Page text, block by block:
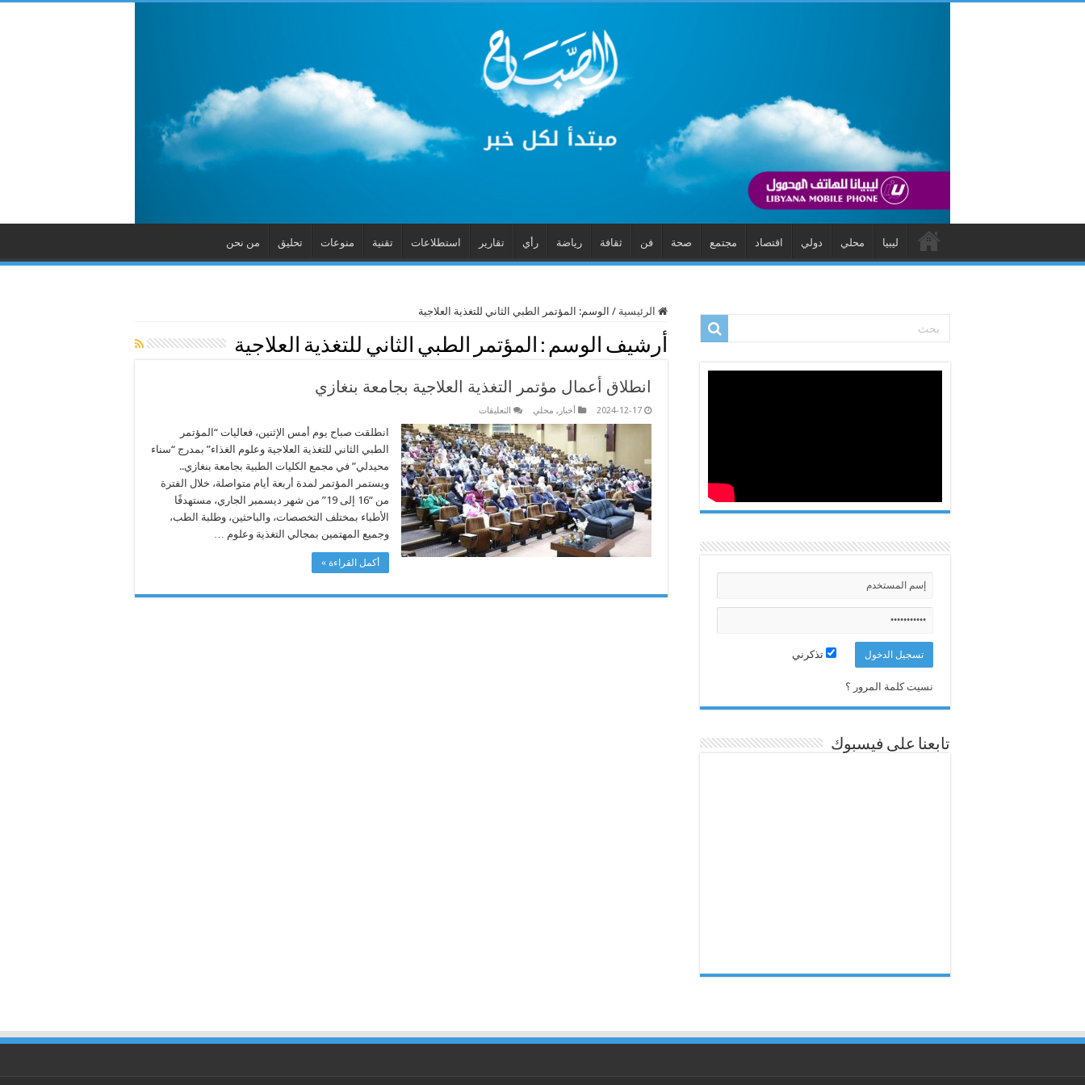
ليبيا محلي دولي اقتصاد مجتمع صحة فن ثقافة رياضة رأي تقارير استطلاعات تقنية منوعات تحليق من نحن
الرئيسية / الوسم: المؤتمر الطبي الثاني للتغذية العلاجية
أرشيف الوسم : المؤتمر الطبي الثاني للتغذية العلاجية
انطلاق أعمال مؤتمر التغذية العلاجية بجامعة بنغازي
2024-12-17 أخبار , محلي التعليقات
أعمال
مؤتمر
التغذية
العلاجية
بجامعة
بنغازي
مغلقة
انطلقت صباح يوم أمس الإثنين، فعاليات “المؤتمر
الطبي الثاني للتغذية العلاجية وعلوم الغذاء” بمدرج “سناء
محيدلي” في مجمع الكليات الطبية بجامعة بنغازي..
ويستمر المؤتمر لمدة أربعة أيام متواصلة، خلال الفترة
من “16 إلى 19” من شهر ديسمبر الجاري، مستهدفًا
الأطباء بمختلف التخصصات، والباحثين، وطلبة الطب،
وجميع المهتمين بمجالي التغذية وعلوم …
أكمل القراءة »
تذكرني
نسيت كلمة المرور ؟
تابعنا على فيسبوك